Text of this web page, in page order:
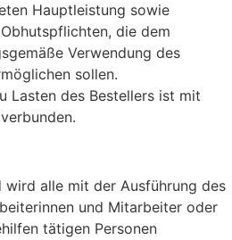
Hauptleistung sowie
die dem
Verwendung des
sollen.
Lasten des Bestellers ist mit
alle mit der Ausführung des
und Mitarbeiter oder
tätigen Personen